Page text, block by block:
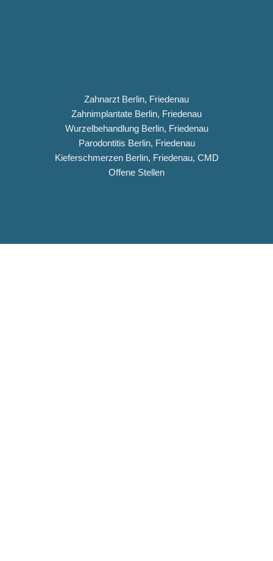
Zahnarzt Berlin, Friedenau
Zahnimplantate Berlin, Friedenau
Wurzelbehandlung Berlin, Friedenau
Parodontitis Berlin, Friedenau
Kieferschmerzen Berlin, Friedenau, CMD
Offene Stellen